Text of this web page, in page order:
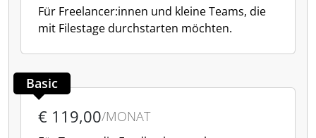
Für Freelancer:innen und kleine Teams, die
mit Filestage durchstarten möchten.
Basic
€ 119,00/MONAT